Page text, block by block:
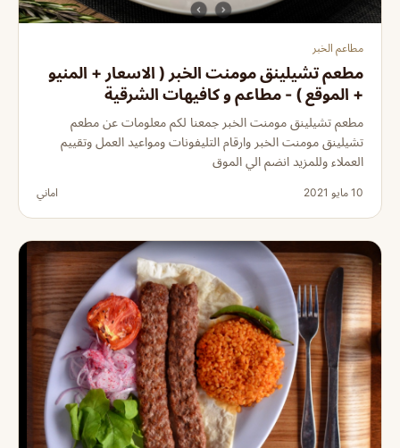
مطاعم الخبر
مطعم تشيلينق مومنت الخبر ( الاسعار + المنيو
+ الموقع ) - مطاعم و كافيهات الشرقية
مطعم تشيلينق مومنت الخبر جمعنا لكم معلومات عن مطعم
تشيلينق مومنت الخبر وارقام التليفونات ومواعيد العمل وتقييم
العملاء وللمزيد انضم الي الموق
10 مايو 2021 اماني